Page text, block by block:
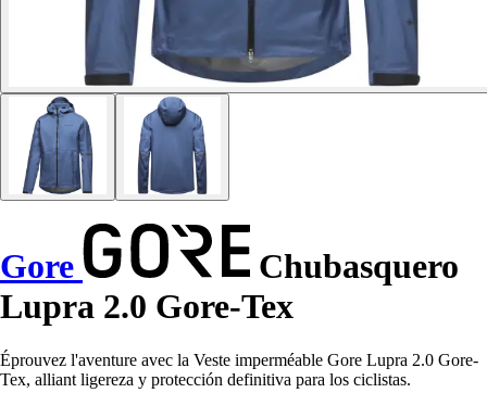
Gore
Chubasquero
Lupra 2.0 Gore-Tex
Éprouvez l'aventure avec la Veste imperméable Gore Lupra 2.0 Gore-
Tex, alliant ligereza y protección definitiva para los ciclistas.